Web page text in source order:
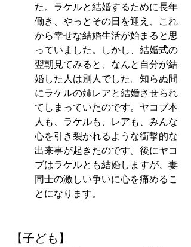
た。ラケルと結婚するために長年
働き、やっとその日を迎え、これ
から幸せな結婚生活が始まると思
っていました。しかし、結婚式の
翌朝見てみると、なんと自分が結
婚した人は別人でした。知らぬ間
にラケルの姉レアと結婚させられ
てしまっていたのです。ヤコブ本
人も、ラケルも、レアも、みんな
心を引き裂かれるような衝撃的な
出来事が起きたのです。後にヤコ
ブはラケルとも結婚しますが、妻
同士の激しい争いに心を痛めるこ
とになります。
【子ども】